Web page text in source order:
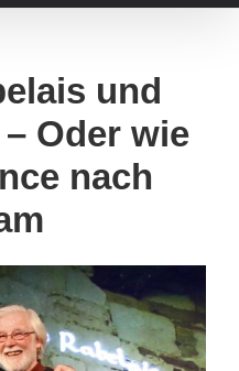
und
Oder wie
nach